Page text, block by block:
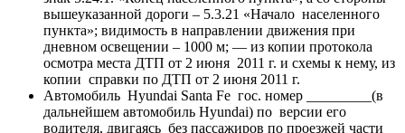
вышеуказанной дороги – 5.3.21 «Начало населенного
пункта»; видимость в направлении движения при
дневном освещении – 1000 м; — из копии протокола
осмотра места ДТП от 2 июня 2011 г. и схемы к нему, из
копии справки по ДТП от 2 июня 2011 г.
Автомобиль Hyundai Santa Fe гос. номер _________(в
дальнейшем автомобиль Hyundai) по версии его
водителя, двигаясь без пассажиров по проезжей части